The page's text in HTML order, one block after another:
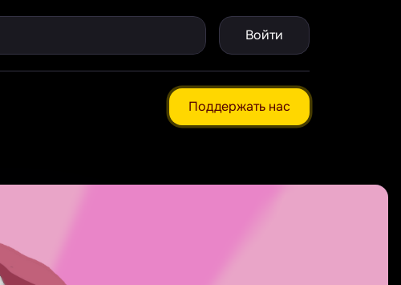
Войти
Поддержать нас